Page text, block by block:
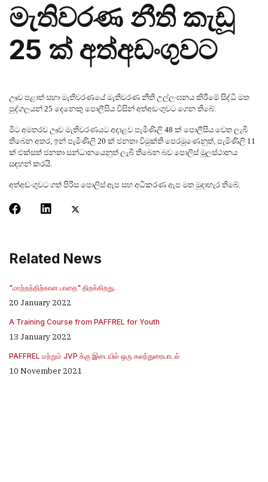
මැතිවරණ නීති කැඩූ
25 ක් අත්අඩංගුවට
ඌව පළාත් සභා මැතිවරණයේ මැතිවරණ නීති උල්ලංඝනය කිරීමේ සිද්ධි මත
පුද්ගලයන් 25 දෙනෙකු පොලීසිය විසින් අත්අඩංගුවට ගෙන තිබේ.
මීට අමතරව ඌව මැතිවරණයට අදාළව පැමිණිලි 48 ක් පොලීසිය වෙත ලැබී
තිබෙන අතර, ඉන් පැමිණිලි 20 ක් ජනතා විමුක්ති පෙරමුණෙනුත්, පැමිණිලි 11
ක් එක්සත් ජනතා සන්ධානයෙනුත් ලැබී තිබෙන බව පොලිස් මූලස්ථානය
සඳහන් කරයි.
අත්අඩංගුවට ගත් පිරිස පොලිස් ඇප සහ අධිකරණ ඇප මත මුදාහැර තිබේ.
Related News
"மாற்றத்திற்கான பாதை" திறக்கிறது.
20 January 2022
A Training Course from PAFFREL for Youth
13 January 2022
PAFFREL மற்றும் JVP க்கு இடையில் ஒரு கலந்துரையாடல்
10 November 2021